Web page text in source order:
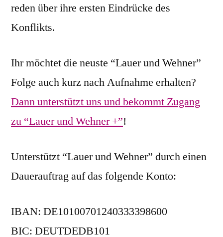
reden über ihre ersten Eindrücke des
Konflikts.
Ihr möchtet die neuste “Lauer und Wehner”
Folge auch kurz nach Aufnahme erhalten?
Dann unterstützt uns und bekommt Zugang
zu “Lauer und Wehner +”!
Unterstützt “Lauer und Wehner” durch einen
Dauerauftrag auf das folgende Konto:
IBAN: DE10100701240333398600
BIC: DEUTDEDB101